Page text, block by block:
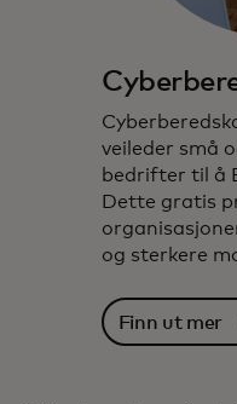
veileder små
bedrifter til å
Dette gratis
og sterkere
Finn ut mer